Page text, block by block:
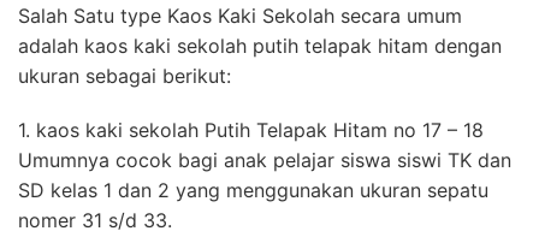
Salah Satu type Kaos Kaki Sekolah secara umum
adalah kaos kaki sekolah putih telapak hitam dengan
ukuran sebagai berikut:
1. kaos kaki sekolah Putih Telapak Hitam no 17 – 18
Umumnya cocok bagi anak pelajar siswa siswi TK dan
SD kelas 1 dan 2 yang menggunakan ukuran sepatu
nomer 31 s/d 33.